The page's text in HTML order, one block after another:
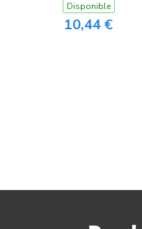
Disponible
10,44 €